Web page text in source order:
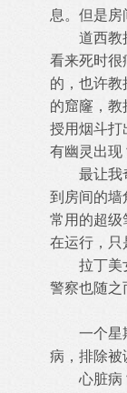
息。但是房
道西教授
看来死时很
的，也许教
的窟窿，教
授用烟斗打
有幽灵出现
最让我奇
到房间的墙
常用的超级
在运行，只
拉丁美女
警察也随之
一个星期
病，排除被
心脏病？